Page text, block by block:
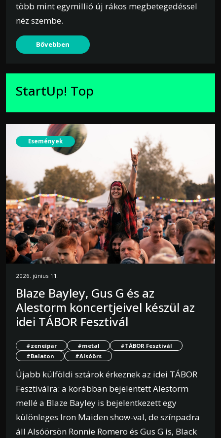
több mint egymillió új rákos megbetegedéssel
néz szembe.
Bővebben
StartUp! Top
Események
2026. június 11.
Blaze Bayley, Gus G és az
Alestorm koncertjeivel készül az
idei TÁBOR Fesztivál
#zeneipar #metal
#TÁBOR Fesztivál
#Balaton
#Alsóörs
Újabb külföldi sztárok érkeznek az idei TÁBOR
Fesztiválra: a korábban bejelentett Alestorm
mellé a Blaze Bayley is bejelentkezett egy
különleges Iron Maiden show-val, de színpadra
áll Alsóörsön Ronnie Romero és Gus G is, Black